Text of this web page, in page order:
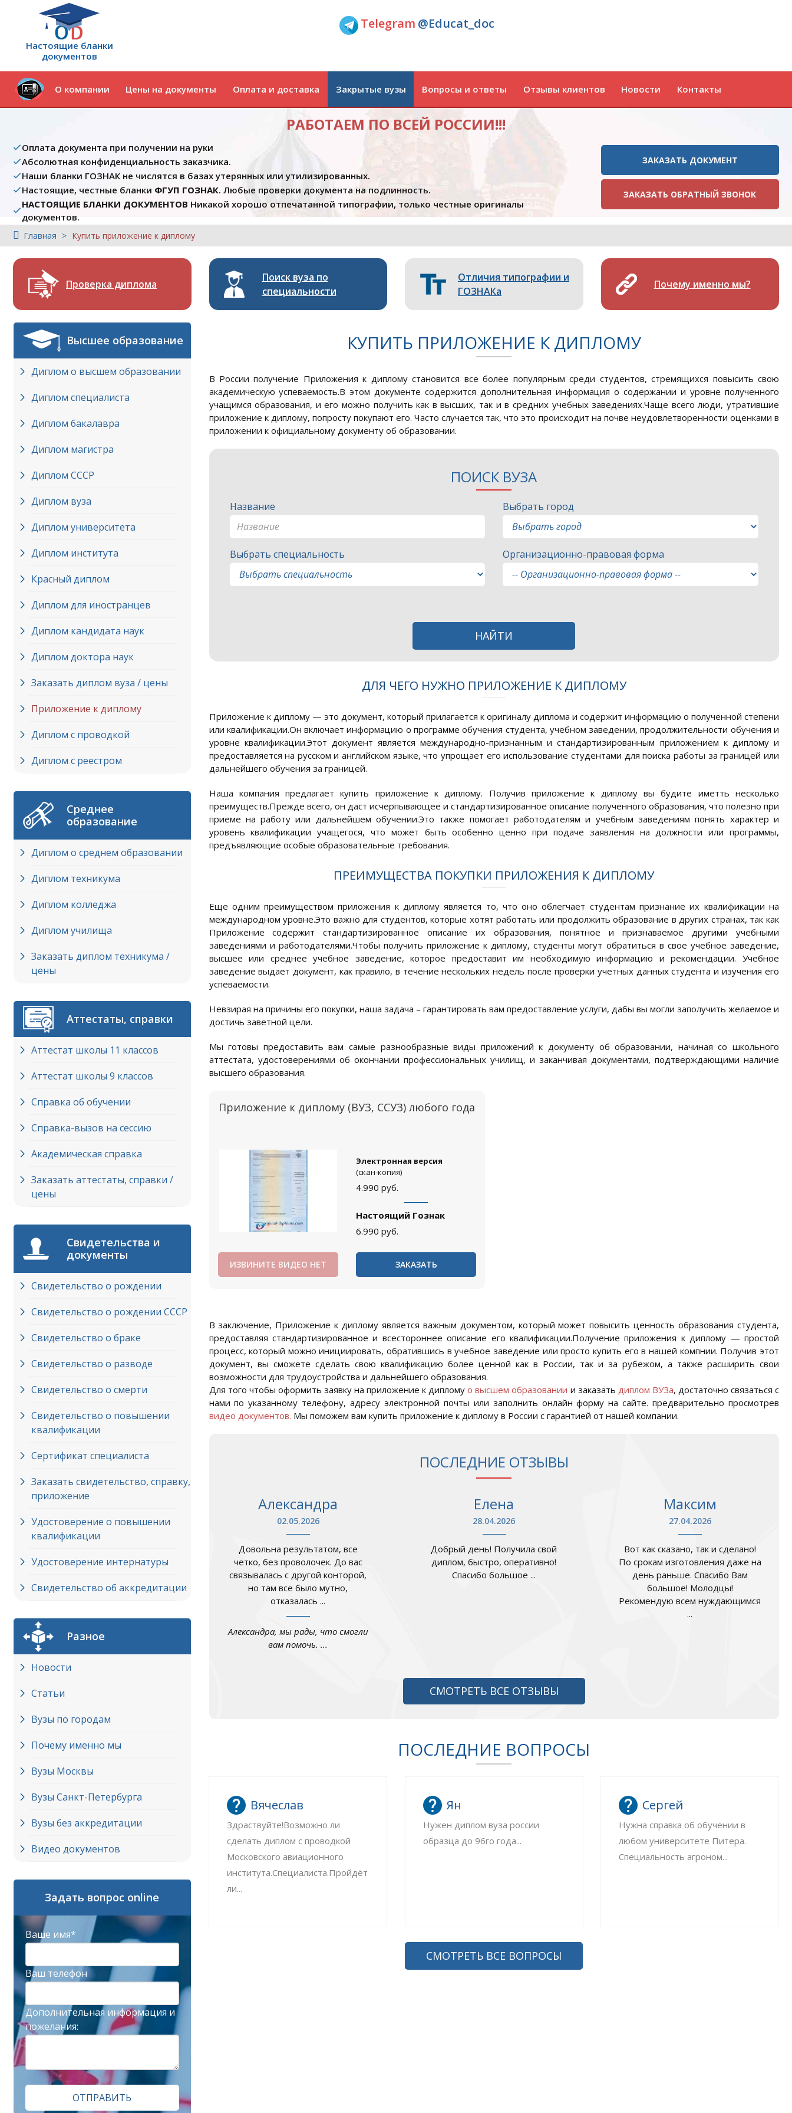
Настоящие бланки
документов
Telegram @Educat_doc
О компании Цены на документы Оплата и доставка Закрытые вузы Вопросы и ответы Отзывы клиентов Новости Контакты
РАБОТАЕМ ПО ВСЕЙ РОССИИ!!!
Оплата документа при получении на руки
Абсолютная конфиденциальность заказчика.
Наши бланки ГОЗНАК не числятся в базах утерянных или утилизированных.
Настоящие, честные бланки ФГУП ГОЗНАК. Любые проверки документа на подлинность.
НАСТОЯЩИЕ БЛАНКИ ДОКУМЕНТОВ Никакой хорошо отпечатанной типографии, только честные оригиналы
документов.
ЗАКАЗАТЬ ДОКУМЕНТ
ЗАКАЗАТЬ ОБРАТНЫЙ ЗВОНОК
Главная Купить приложение к диплому
Проверка диплома
Поиск вуза по
специальности
Отличия типографии и
ГОЗНАКа
Почему именно мы?
Высшее образование
Диплом о высшем образовании
Диплом специалиста
Диплом бакалавра
Диплом магистра
Диплом СССР
Диплом вуза
Диплом университета
Диплом института
Красный диплом
Диплом для иностранцев
Диплом кандидата наук
Диплом доктора наук
Заказать диплом вуза / цены
Приложение к диплому
Диплом с проводкой
Диплом с реестром
Среднее
образование
Диплом о среднем образовании
Диплом техникума
Диплом колледжа
Диплом училища
Заказать диплом техникума /
цены
Аттестаты, справки
Аттестат школы 11 классов
Аттестат школы 9 классов
Справка об обучении
Справка-вызов на сессию
Академическая справка
Заказать аттестаты, справки /
цены
Свидетельства и
документы
Свидетельство о рождении
Свидетельство о рождении СССР
Свидетельство о браке
Свидетельство о разводе
Свидетельство о смерти
Свидетельство о повышении
квалификации
Сертификат специалиста
Заказать свидетельство, справку,
приложение
Удостоверение о повышении
квалификации
Удостоверение интернатуры
Свидетельство об аккредитации
Разное
Новости
Статьи
Вузы по городам
Почему именно мы
Вузы Москвы
Вузы Cанкт-Петербурга
Вузы без аккредитации
Видео документов
Задать вопрос online
Ваше имя*
Ваш телефон
Дополнительная информация и
пожелания:
ОТПРАВИТЬ
КУПИТЬ ПРИЛОЖЕНИЕ К ДИПЛОМУ
В России получение Приложения к диплому становится все более популярным среди студентов, стремящихся повысить свою
академическую успеваемость.В этом документе содержится дополнительная информация о содержании и уровне полученного
учащимся образования, и его можно получить как в высших, так и в средних учебных заведениях.Чаще всего люди, утратившие
приложение к диплому, попросту покупают его. Часто случается так, что это происходит на почве неудовлетворенности оценками в
приложении к официальному документу об образовании.
ПОИСК ВУЗА
Название Выбрать город
Выбрать специальность Организационно-правовая форма
НАЙТИ
ДЛЯ ЧЕГО НУЖНО ПРИЛОЖЕНИЕ К ДИПЛОМУ
Приложение к диплому — это документ, который прилагается к оригиналу диплома и содержит информацию о полученной степени
или квалификации.Он включает информацию о программе обучения студента, учебном заведении, продолжительности обучения и
уровне квалификации.Этот документ является международно-признанным и стандартизированным приложением к диплому и
предоставляется на русском и английском языке, что упрощает его использование студентами для поиска работы за границей или
дальнейшего обучения за границей.
Наша компания предлагает купить приложение к диплому. Получив приложение к диплому вы будите иметть несколько
преимуществ.Прежде всего, он даст исчерпывающее и стандартизированное описание полученного образования, что полезно при
приеме на работу или дальнейшем обучении.Это также помогает работодателям и учебным заведениям понять характер и
уровень квалификации учащегося, что может быть особенно ценно при подаче заявления на должности или программы,
предъявляющие особые образовательные требования.
ПРЕИМУЩЕСТВА ПОКУПКИ ПРИЛОЖЕНИЯ К ДИПЛОМУ
Еще одним преимуществом приложения к диплому является то, что оно облегчает студентам признание их квалификации на
международном уровне.Это важно для студентов, которые хотят работать или продолжить образование в других странах, так как
Приложение содержит стандартизированное описание их образования, понятное и признаваемое другими учебными
заведениями и работодателями.Чтобы получить приложение к диплому, студенты могут обратиться в свое учебное заведение,
высшее или среднее учебное заведение, которое предоставит им необходимую информацию и рекомендации. Учебное
заведение выдает документ, как правило, в течение нескольких недель после проверки учетных данных студента и изучения его
успеваемости.
Невзирая на причины его покупки, наша задача – гарантировать вам предоставление услуги, дабы вы могли заполучить желаемое и
достичь заветной цели.
Мы готовы предоставить вам самые разнообразные виды приложений к документу об образовании, начиная со школьного
аттестата, удостоверениями об окончании профессиональных училищ, и заканчивая документами, подтверждающими наличие
высшего образования.
Приложение к диплому (ВУЗ, ССУЗ) любого года
Электронная версия
(скан-копия)
4.990 руб.
Настоящий Гознак
6.990 руб.
ИЗВИНИТЕ ВИДЕО НЕТ ЗАКАЗАТЬ
В заключение, Приложение к диплому является важным документом, который может повысить ценность образования студента,
предоставляя стандартизированное и всестороннее описание его квалификации.Получение приложения к диплому — простой
процесс, который можно инициировать, обратившись в учебное заведение или просто купить его в нашей компнии. Получив этот
документ, вы сможете сделать свою квалификацию более ценной как в России, так и за рубежом, а также расширить свои
возможности для трудоустройства и дальнейшего образования.
Для того чтобы оформить заявку на приложение к дипломуо высшем образовании и заказать диплом ВУЗа, достаточно связаться с
нами по указанному телефону, адресу электронной почты или заполнить онлайн форму на сайте. предварительно просмотрев
видео документов. Мы поможем вам купить приложение к диплому в России с гарантией от нашей компании.
ПОСЛЕДНИЕ ОТЗЫВЫ
Александра
02.05.2026
Довольна результатом, все
четко, без проволочек. До вас
связывалась с другой конторой,
но там все было мутно,
отказалась ...
Александра, мы рады, что смогли
вам помочь. ...
Елена
28.04.2026
Добрый день! Получила свой
диплом, быстро, оперативно!
Спасибо большое ...
Максим
27.04.2026
Вот как сказано, так и сделано!
По срокам изготовления даже на
день раньше. Спасибо Вам
большое! Молодцы!
Рекомендую всем нуждающимся
...
СМОТРЕТЬ ВСЕ ОТЗЫВЫ
ПОСЛЕДНИЕ ВОПРОСЫ
Вячеслав
Здраствуйте!Возможно ли
сделать диплом с проводкой
Московского авиационного
института.Специалиста.Пройдёт
ли...
Ян
Нужен диплом вуза россии
образца до 96го года...
Сергей
Нужна справка об обучении в
любом университете Питера.
Специальность агроном...
СМОТРЕТЬ ВСЕ ВОПРОСЫ